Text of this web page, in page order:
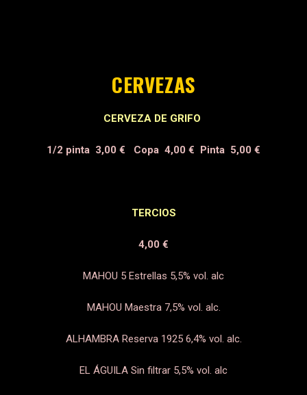
CERVEZAS
CERVEZA DE GRIFO
1/2 pinta 3,00 € Copa 4,00 € Pinta 5,00 €
TERCIOS
4,00 €
MAHOU 5 Estrellas 5,5% vol. alc
MAHOU Maestra7,5% vol. alc.
ALHAMBRA Reserva 1925 6,4% vol. alc.
EL ÁGUILA Sin filtrar 5,5% vol. alc